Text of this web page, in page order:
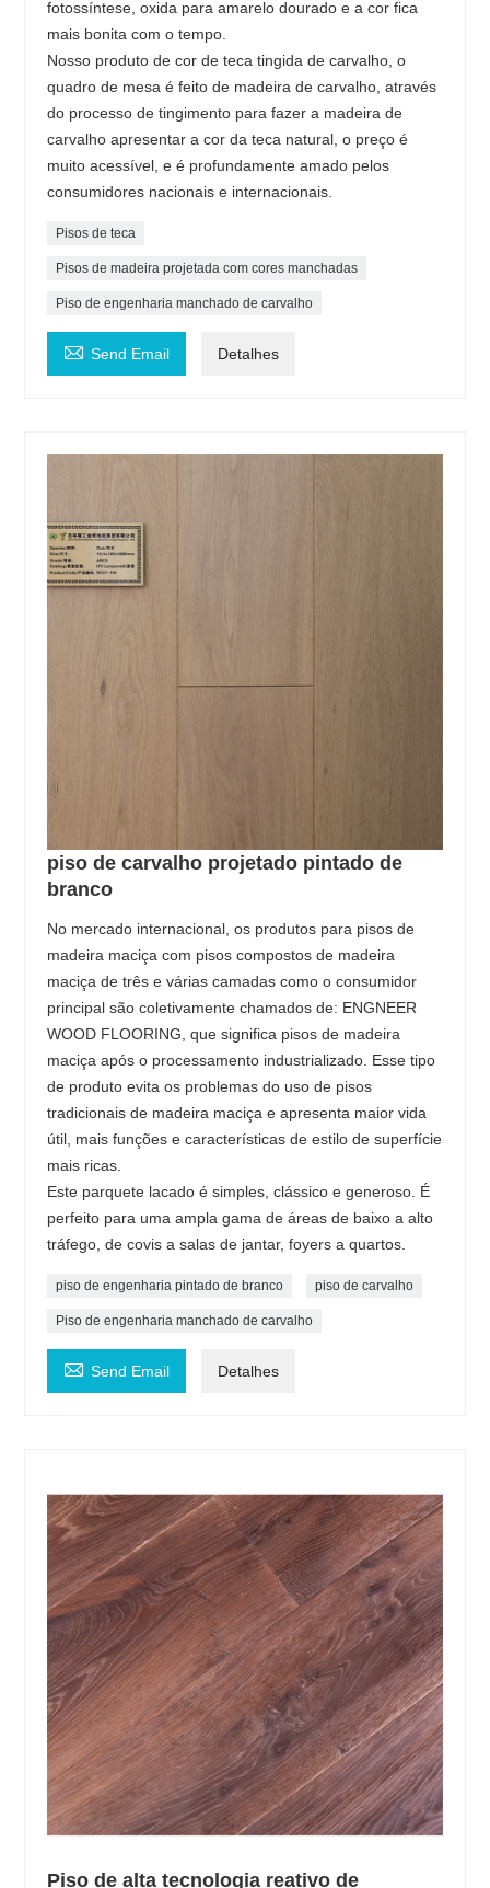
fotossíntese, oxida para amarelo dourado e a cor fica
mais bonita com o tempo.
Nosso produto de cor de teca tingida de carvalho, o
quadro de mesa é feito de madeira de carvalho, através
do processo de tingimento para fazer a madeira de
carvalho apresentar a cor da teca natural, o preço é
muito acessível, e é profundamente amado pelos
consumidores nacionais e internacionais.
Pisos de teca
Pisos de madeira projetada com cores manchadas
Piso de engenharia manchado de carvalho
 Send Email Detalhes
piso de carvalho projetado pintado de
branco
No mercado internacional, os produtos para pisos de
madeira maciça com pisos compostos de madeira
maciça de três e várias camadas como o consumidor
principal são coletivamente chamados de: ENGNEER
WOOD FLOORING, que significa pisos de madeira
maciça após o processamento industrializado. Esse tipo
de produto evita os problemas do uso de pisos
tradicionais de madeira maciça e apresenta maior vida
útil, mais funções e características de estilo de superfície
mais ricas.
Este parquete lacado é simples, clássico e generoso. É
perfeito para uma ampla gama de áreas de baixo a alto
tráfego, de covis a salas de jantar, foyers a quartos.
piso de engenharia pintado de branco piso de carvalho
Piso de engenharia manchado de carvalho
 Send Email Detalhes
Piso de alta tecnologia reativo de